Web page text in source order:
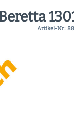
Artikel-Nr.: